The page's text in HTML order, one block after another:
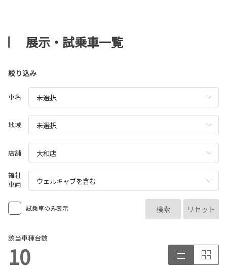
展示・試乗車一覧
絞り込み
車名
地域
店舗
福祉
車両
試乗車のみ表示 検索 リセット
該当車種台数
10